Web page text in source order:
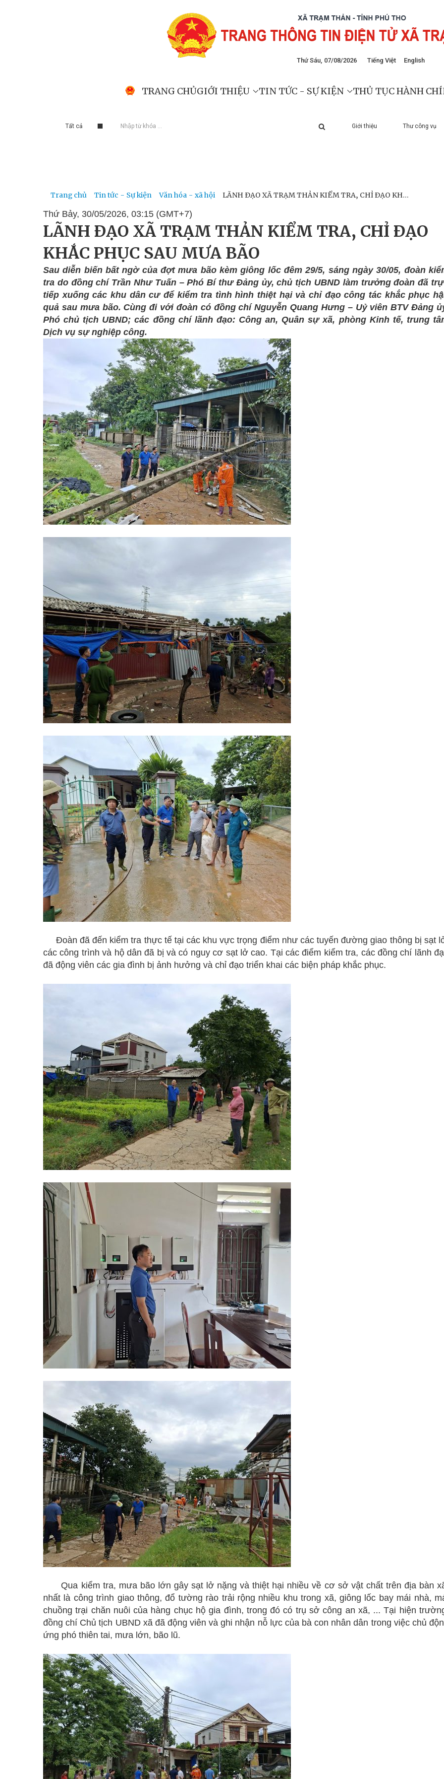
Thứ Sáu, 07/08/2026 Tiếng Việt English
TRANG CHỦGIỚI THIỆU TIN TỨC - SỰ KIỆN THỦ TỤC HÀNH
Tất cả Giới thiệu Thư công vụ
Trang chủ Tin tức - Sự kiện Văn hóa - xã hội
LÃNH ĐẠO XÃ TRẠM THẢN KIỂM TRA, CHỈ ĐẠO KHẮC
Thứ Bảy, 30/05/2026, 03:15 (GMT+7)
LÃNH ĐẠO XÃ TRẠM THẢN KIỂM TRA, CHỈ ĐẠO
KHẮC PHỤC SAU MƯA BÃO
Sau diễn biến bất ngờ của đợt mưa bão kèm giông lốc đêm 29/5, sáng ngày 30/05, đoàn
tra do đồng chí Trần Như Tuấn – Phó Bí thư Đảng ủy, chủ tịch UBND làm trưởng đoàn đã
tiếp xuống các khu dân cư để kiểm tra tình hình thiệt hại và chỉ đạo công tác khắc phục
quả sau mưa bão. Cùng đi với đoàn có đồng chí Nguyễn Quang Hưng – Uỷ viên BTV Đảng
Phó chủ tịch UBND; các đồng chí lãnh đạo: Công an, Quân sự xã, phòng Kinh tế, trung
Dịch vụ sự nghiệp công.
Đoàn đã đến kiểm tra thực tế tại các khu vực trọng điểm như các tuyến đường giao thông bị sạt
các công trình và hộ dân đã bị và có nguy cơ sạt lở cao. Tại các điểm kiểm tra, các đồng chí lãnh
đã động viên các gia đình bị ảnh hưởng và chỉ đạo triển khai các biện pháp khắc phục.
Qua kiểm tra, mưa bão lớn gây sạt lở nặng và thiệt hại nhiều về cơ sở vật chất trên địa bàn
nhất là công trình giao thông, đổ tường rào trải rộng nhiều khu trong xã, giông lốc bay mái nhà,
chuồng trại chăn nuôi của hàng chục hộ gia đình, trong đó có trụ sở công an xã, ... Tại hiện
đồng chí Chủ tịch UBND xã đã động viên và ghi nhận nỗ lực của bà con nhân dân trong việc chủ
ứng phó thiên tai, mưa lớn, bão lũ.